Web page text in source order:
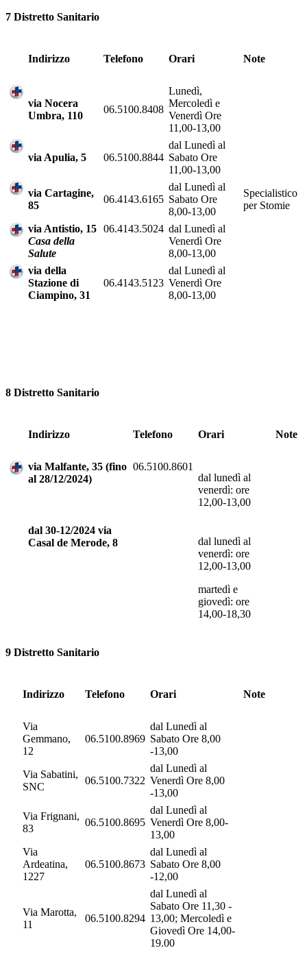
7 Distretto Sanitario
Indirizzo Telefono Orari Note
via Nocera
Umbra, 110
06.5100.8408
Lunedì,
Mercoledì e
Venerdì Ore
11,00-13,00
via Apulia, 5 06.5100.8844
dal Lunedì al
Sabato Ore
11,00-13,00
via Cartagine,
85
06.4143.6165
dal Lunedì al
Sabato Ore
8,00-13,00
Specialistico
per Stomie
via Antistio, 15
Casa della
Salute
06.4143.5024 dal Lunedì al
Venerdì Ore
8,00-13,00
via della
Stazione di
Ciampino, 31
06.4143.5123
dal Lunedì al
Venerdì Ore
8,00-13,00
8 Distretto Sanitario
Indirizzo Telefono Orari Note
via Malfante, 35 (fino
al 28/12/2024)
06.5100.8601
dal lunedì al
venerdì: ore
12,00-13,00
dal 30-12/2024 via
Casal de Merode, 8
dal lunedì al
venerdì: ore
12,00-13,00
martedì e
giovedì: ore
14,00-18,30
9 Distretto Sanitario
Indirizzo Telefono Orari Note
Via
Gemmano,
12
06.5100.8969
dal Lunedì al
Sabato Ore 8,00
-13,00
Via Sabatini,
SNC
06.5100.7322
dal Lunedì al
Venerdì Ore 8,00
-13,00
Via Frignani,
83
06.5100.8695
dal Lunedì al
Venerdì Ore 8,00-
13,00
Via
Ardeatina,
1227
06.5100.8673
dal Lunedì al
Sabato Ore 8,00
-12,00
Via Marotta,
11
06.5100.8294
dal Lunedì al
Sabato Ore 11,30 -
13,00; Mercoledì e
Giovedì Ore 14,00-
19.00